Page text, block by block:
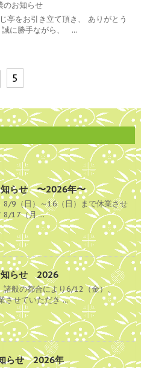
のお知らせ
亭をお引き立て頂き、 ありがとう
誠に勝手ながら、 ...
5
知らせ 〜2026年〜
8/9（日）～16（日）まで休業させ
8/17（月 ...
知らせ 2026
諸般の都合により6/12（金）、
させていただき ...
らせ 2026年